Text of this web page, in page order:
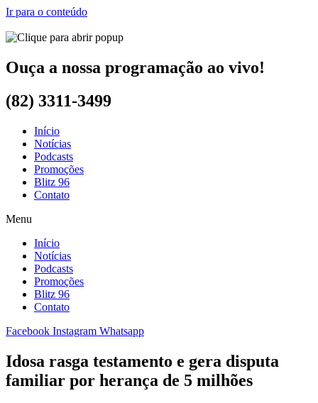
Ir para o conteúdo
Ouça a nossa programação ao vivo!
(82) 3311-3499
Início
Notícias
Podcasts
Promoções
Blitz 96
Contato
Menu
Início
Notícias
Podcasts
Promoções
Blitz 96
Contato
Facebook Instagram Whatsapp
Idosa rasga testamento e gera disputa
familiar por herança de 5 milhões